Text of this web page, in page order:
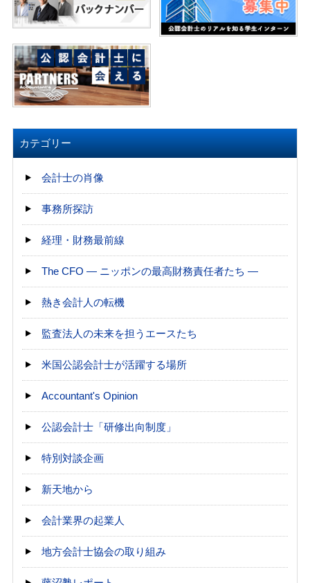
カテゴリー
会計士の肖像
事務所探訪
経理・財務最前線
The CFO ― ニッポンの最高財務責任者たち ―
熱き会計人の転機
監査法人の未来を担うエースたち
米国公認会計士が活躍する場所
Accountant's Opinion
公認会計士「研修出向制度」
特別対談企画
新天地から
会計業界の起業人
地方会計士協会の取り組み